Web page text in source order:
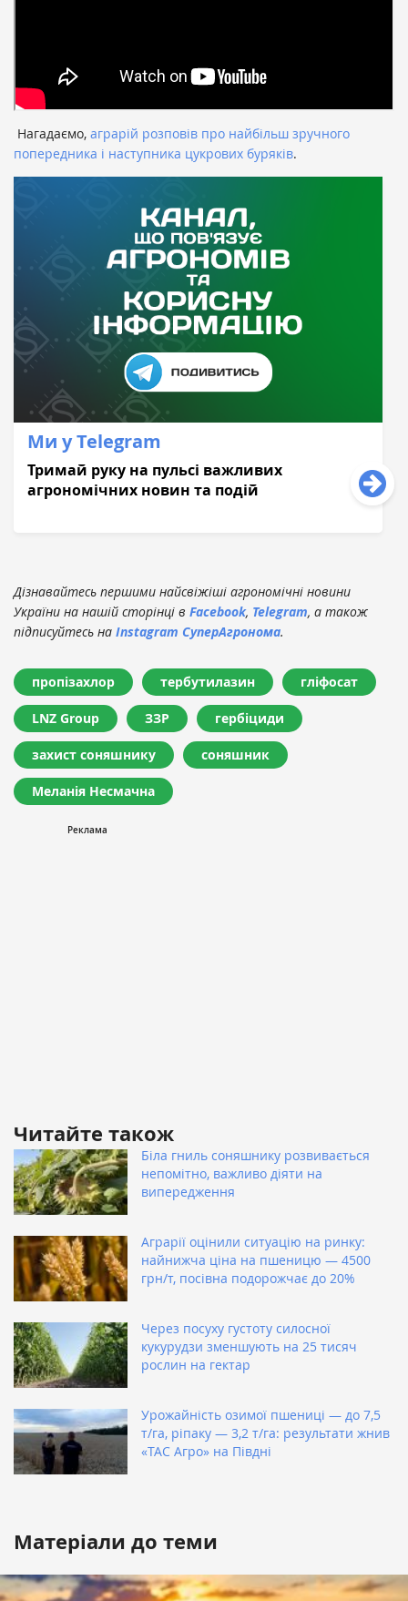
Нагадаємо, аграрій розповів про найбільш зручного
попередника і наступника цукрових буряків.
Ми у Telegram
Тримай руку на пульсі важливих
агрономічних новин та подій
Дізнавайтесь першими найсвіжіші агрономічні новини
України на нашій сторінці в Facebook, Telegram, а також
підписуйтесь на Instagram СуперАгронома.
пропізахлор тербутилазин гліфосат
LNZ Group ЗЗР гербіциди
захист соняшнику соняшник
Меланія Несмачна
Читайте також
Біла гниль соняшнику розвивається
непомітно, важливо діяти на
випередження
Аграрії оцінили ситуацію на ринку:
найнижча ціна на пшеницю — 4500
грн/т, посівна подорожчає до 20%
Через посуху густоту силосної
кукурудзи зменшують на 25 тисяч
рослин на гектар
Урожайність озимої пшениці — до 7,5
т/га, ріпаку — 3,2 т/га: результати жнив
«ТАС Агро» на Півдні
Матеріали до теми